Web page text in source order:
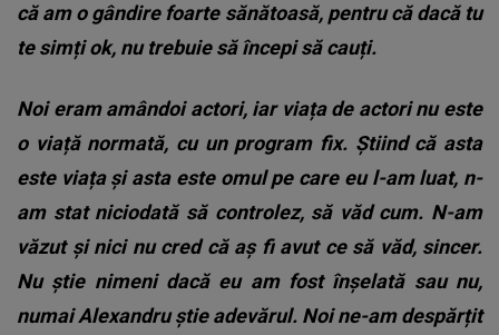
că am o gândire foarte sănătoasă, pentru că dacă tu
te simți ok, nu trebuie să începi să cauți.
Noi eram amândoi actori, iar viața de actori nu este
o viață normată, cu un program fix. Știind că asta
este viața și asta este omul pe care eu l-am luat, n-
am stat niciodată să controlez, să văd cum. N-am
văzut și nici nu cred că aș fi avut ce să văd, sincer.
Nu știe nimeni dacă eu am fost înșelată sau nu,
numai Alexandru știe adevărul. Noi ne-am despărțit